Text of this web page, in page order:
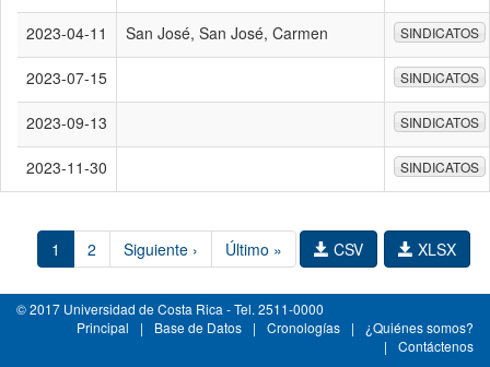
2023-04-11 San José, San José, Carmen SINDICATOS
2023-07-15 SINDICATOS
2023-09-13 SINDICATOS
2023-11-30 SINDICATOS
1 2 Siguiente › Último » XLSX
CSV
© 2017 Universidad de Costa Rica - Tel. 2511-0000
Principal
| Base de Datos | Cronologías |
¿Quiénes somos?
|
Contáctenos